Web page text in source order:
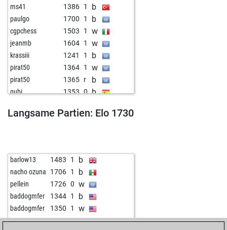
ms41 1386 1 b
paulgo 1700 1 b
cgpchess 1503 1 w
jeanmb 1604 1 w
krassiii 1241 1 b
pirat50 1364 1 w
pirat50 1365 r b
gubi 1353 0 b
rasmussen60 1398 0 w
torno 1101 1 b
ghandhey499 1518 b
littleknight 1523 w
romang52 1394 w
romang52 1419 b
vinbo 1271 w
Langsame Partien: Elo 1730
barlow13 1483 1 b
nacho ozuna 1706 1 b
pellein 1726 0 w
baddogmfer 1344 1 b
baddogmfer 1350 1 w